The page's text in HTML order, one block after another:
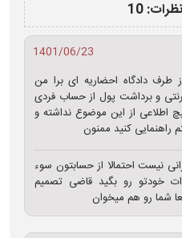
10
1401/06/23
طرف دادگاه احضاریه ای برا من
و برداشت پول از حساب فردی
از این موضوع نداشته و
راهنمایی کنید ممنون
نیست احتمالا از حسابتون سوء
خودتو رو بگید قاضی تصمیم
شما رو هم میخوان